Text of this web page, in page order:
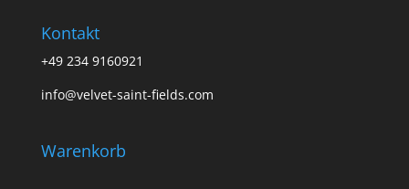
Kontakt
+49 234 9160921
info@velvet-saint-fields.com
Warenkorb